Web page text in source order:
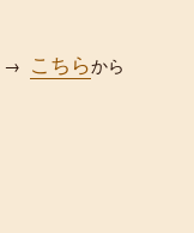
→ こちらから